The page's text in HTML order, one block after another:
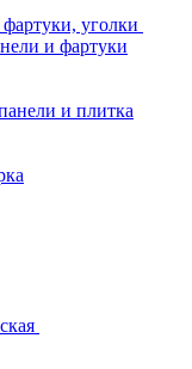
уголки
и фартуки
и плитка